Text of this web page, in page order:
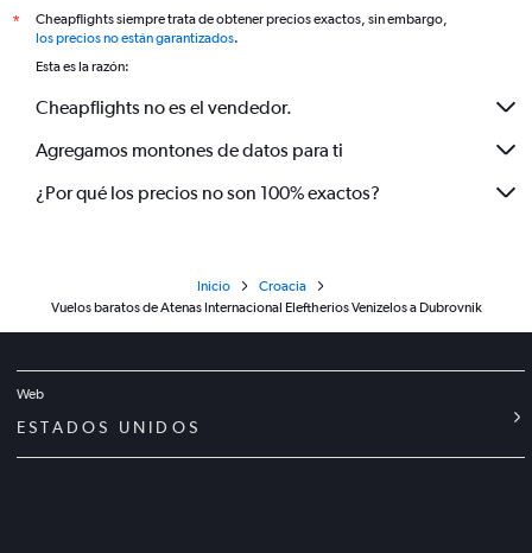
*
Cheapflights siempre trata de obtener precios exactos, sin embargo,
los precios no están garantizados.
Esta es la razón:
Cheapflights no es el vendedor.
Agregamos montones de datos para ti
¿Por qué los precios no son 100% exactos?
Inicio
Croacia
Vuelos baratos de Atenas Internacional Eleftherios Venizelos a Dubrovnik
Web
ESTADOS UNIDOS